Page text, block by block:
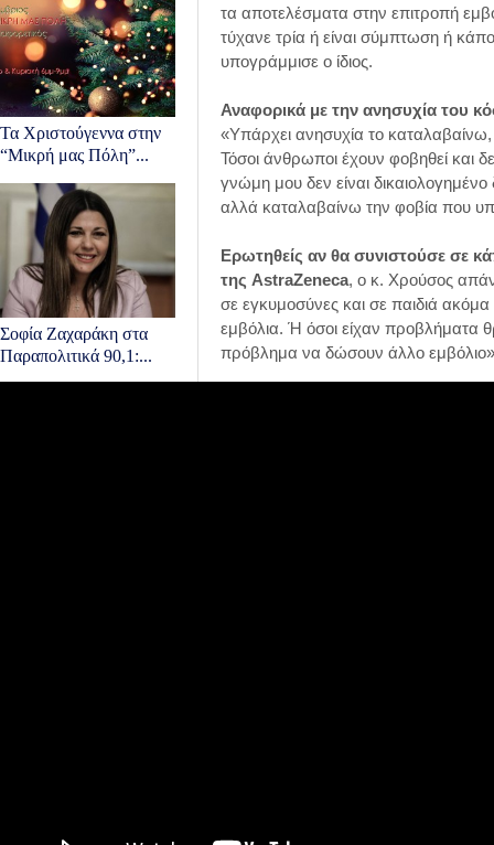
Τα Χριστούγεννα στην
“Μικρή μας Πόλη”...
Σοφία Ζαχαράκη στα
Παραπολιτικά 90,1:...
τα αποτελέσματα στην επιτροπή
τύχανε τρία ή είναι σύμπτωση ή
υπογράμμισε ο ίδιος.
Αναφορικά με την ανησυχία του
«Υπάρχει ανησυχία το
Τόσοι άνθρωποι έχουν φοβηθεί και
γνώμη μου δεν είναι δικαιολογημένο
αλλά καταλαβαίνω την φοβία που
Ερωτηθείς αν θα συνιστούσε σε
της AstraZeneca, ο κ. Χρούσος
σε εγκυμοσύνες και σε παιδιά
εμβόλια. Ή όσοι είχαν προβλήματα
πρόβλημα να δώσουν άλλο